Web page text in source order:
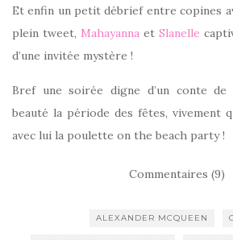
Et enfin un petit débrief entre copines
plein tweet, Mahayanna et Slanelle
d’une invitée mystère !
Bref une soirée digne d’un conte
beauté la période des fêtes, vivement
avec lui la poulette on the beach party !
Commentaires (9)
ALEXANDER MCQUEEN